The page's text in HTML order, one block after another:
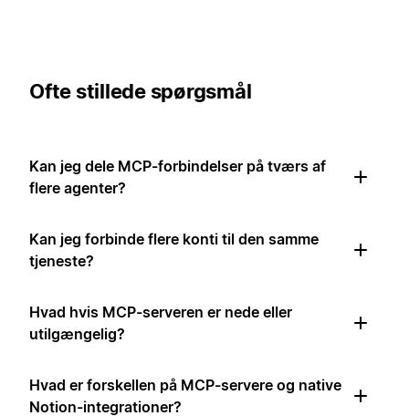
Ofte stillede spørgsmål
Kan jeg dele MCP-forbindelser på tværs af
flere agenter?
Kan jeg forbinde flere konti til den samme
tjeneste?
Hvad hvis MCP-serveren er nede eller
utilgængelig?
Hvad er forskellen på MCP-servere og native
Notion-integrationer?